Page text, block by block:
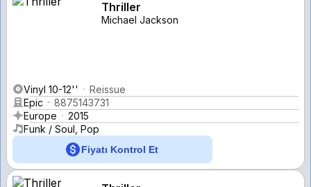
Thriller
Michael Jackson
Vinyl 10-12''
Reissue
Epic
8875143731
Europe
2015
Funk / Soul, Pop
Fiyatı Kontrol Et